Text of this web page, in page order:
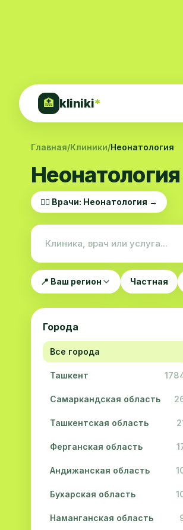
🏥 kliniki*
Главная/Клиники/Неонатология
👨‍⚕️ Врачи: Неонатология →
📍 Ваш регион Частная
Города
Все города
Ташкент
Самаркандская область
Ташкентская область
Ферганская область
Андижанская область
Бухарская область
Наманганская область